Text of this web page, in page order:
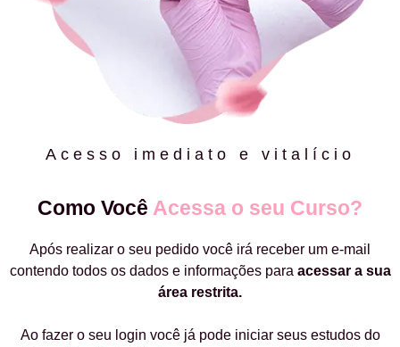
Acesso imediato e vitalício
Como Você Acessa o seu Curso?
Após realizar o seu pedido você irá receber um e-mail
contendo todos os dados e informações para acessar a sua
área restrita.
Ao fazer o seu login você já pode iniciar seus estudos do